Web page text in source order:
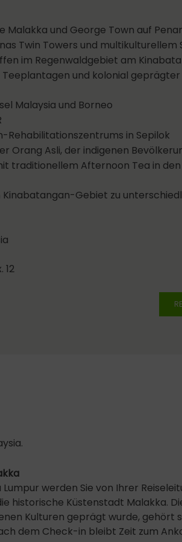
Malakka und George Town auf
Twin Towers und multikulturellem
im Regenwaldgebiet am
und kolonial geprägter
Malaysia und Borneo
Rehabilitationszentrums in Sepilok
Orang Asli, der indigenen
traditionellem Afternoon Tea in
Kinabatangan-Gebiet zu
12
werden Sie von Ihrer
historische Küstenstadt Malakka.
Kulturen geprägt wurde, gehört
dem Check-in bleibt Zeit zum